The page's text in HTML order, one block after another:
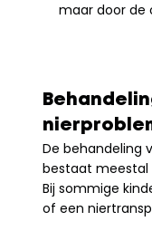
maar door de
De behandeling
bestaat
Bij sommige
of een